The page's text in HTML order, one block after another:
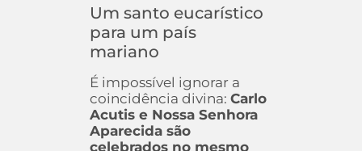
Um santo eucarístico
para um país
mariano
É impossível ignorar a
coincidência divina: Carlo
Acutis e Nossa Senhora
Aparecida são
celebrados no mesmo